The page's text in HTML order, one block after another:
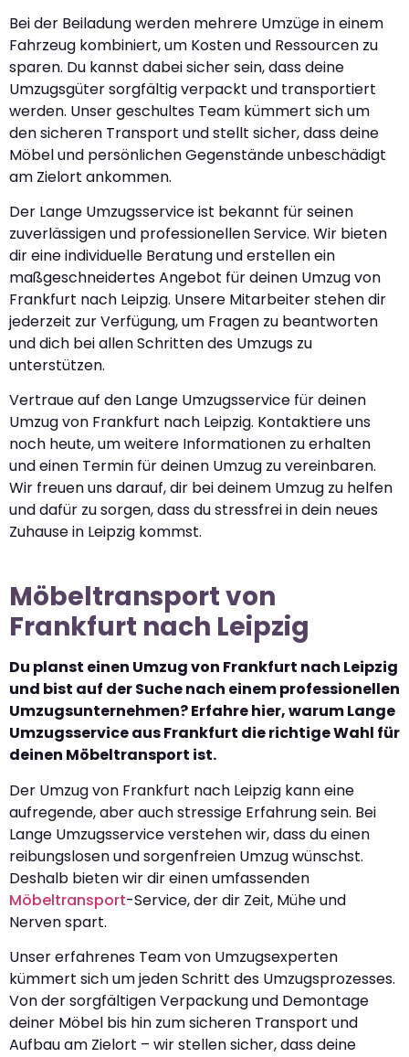
Bei der Beiladung werden mehrere Umzüge in einem
Fahrzeug kombiniert, um Kosten und Ressourcen zu
sparen. Du kannst dabei sicher sein, dass deine
Umzugsgüter sorgfältig verpackt und transportiert
werden. Unser geschultes Team kümmert sich um
den sicheren Transport und stellt sicher, dass deine
Möbel und persönlichen Gegenstände unbeschädigt
am Zielort ankommen.
Der Lange Umzugsservice ist bekannt für seinen
zuverlässigen und professionellen Service. Wir bieten
dir eine individuelle Beratung und erstellen ein
maßgeschneidertes Angebot für deinen Umzug von
Frankfurt nach Leipzig. Unsere Mitarbeiter stehen dir
jederzeit zur Verfügung, um Fragen zu beantworten
und dich bei allen Schritten des Umzugs zu
unterstützen.
Vertraue auf den Lange Umzugsservice für deinen
Umzug von Frankfurt nach Leipzig. Kontaktiere uns
noch heute, um weitere Informationen zu erhalten
und einen Termin für deinen Umzug zu vereinbaren.
Wir freuen uns darauf, dir bei deinem Umzug zu helfen
und dafür zu sorgen, dass du stressfrei in dein neues
Zuhause in Leipzig kommst.
Möbeltransport von
Frankfurt nach Leipzig
Du planst einen Umzug von Frankfurt nach Leipzig
und bist auf der Suche nach einem professionellen
Umzugsunternehmen? Erfahre hier, warum Lange
Umzugsservice aus Frankfurt die richtige Wahl für
deinen Möbeltransport ist.
Der Umzug von Frankfurt nach Leipzig kann eine
aufregende, aber auch stressige Erfahrung sein. Bei
Lange Umzugsservice verstehen wir, dass du einen
reibungslosen und sorgenfreien Umzug wünschst.
Deshalb bieten wir dir einen umfassenden
Möbeltransport-Service, der dir Zeit, Mühe und
Nerven spart.
Unser erfahrenes Team von Umzugsexperten
kümmert sich um jeden Schritt des Umzugsprozesses.
Von der sorgfältigen Verpackung und Demontage
deiner Möbel bis hin zum sicheren Transport und
Aufbau am Zielort – wir stellen sicher, dass deine